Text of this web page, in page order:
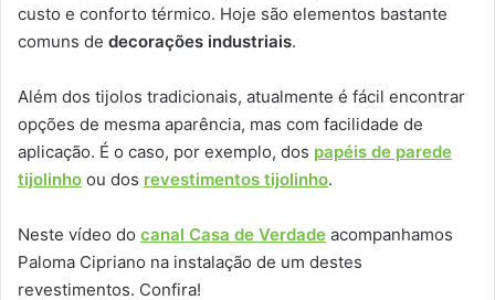
custo e conforto térmico. Hoje são elementos bastante
comuns de decorações industriais.
Além dos tijolos tradicionais, atualmente é fácil encontrar
opções de mesma aparência, mas com facilidade de
aplicação. É o caso, por exemplo, dos papéis de parede
tijolinho ou dos revestimentos tijolinho.
Neste vídeo do canal Casa de Verdade acompanhamos
Paloma Cipriano na instalação de um destes
revestimentos. Confira!